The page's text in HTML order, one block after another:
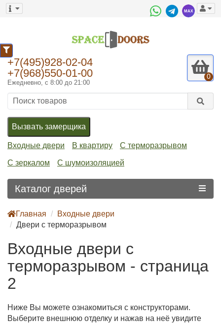
+7(495)928-02-04
+7(968)550-01-00
Ежедневно, с 8:00 до 21:00
0
Вызвать замерщика
Входные двери В квартиру С терморазрывом
С зеркалом С шумоизоляцией
Каталог дверей
Главная
Входные двери
Двери с терморазрывом
Входные двери с
терморазрывом - страница
2
Ниже Вы можете ознакомиться с конструкторами.
Выберите внешнюю отделку и нажав на неё увидите